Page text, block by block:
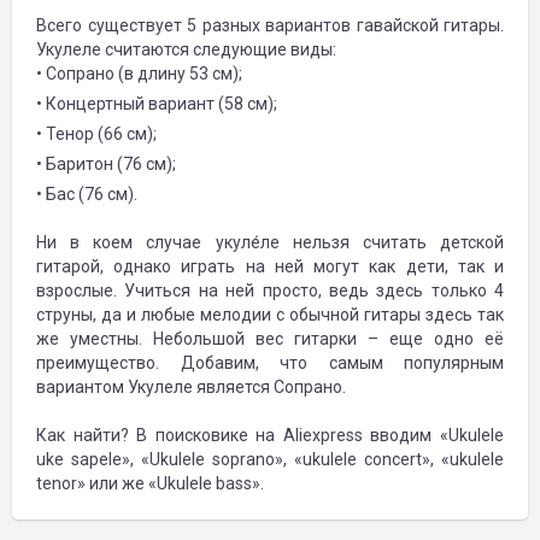
Всего существует 5 разных вариантов гавайской гитары.
Укулеле считаются следующие виды:
• Сопрано (в длину 53 см);
• Концертный вариант (58 см);
• Тенор (66 см);
• Баритон (76 см);
• Бас (76 см).
Ни в коем случае укуле́ле нельзя считать детской
гитарой, однако играть на ней могут как дети, так и
взрослые. Учиться на ней просто, ведь здесь только 4
струны, да и любые мелодии с обычной гитары здесь так
же уместны. Небольшой вес гитарки – еще одно её
преимущество. Добавим, что самым популярным
вариантом Укулеле является Сопрано.
Как найти? В поисковике на Aliexpress вводим «Ukulele
uke sapele», «Ukulele soprano», «ukulele concert», «ukulele
tenor» или же «Ukulele bass».